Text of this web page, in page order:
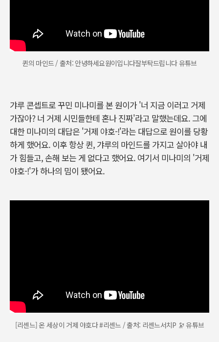
퀸의 마인드 / 출처: 안녕하세요원이입니다잘부탁드립니다 유튜브
갸루 콘셉트로 꾸민 미나미를 본 원이가 '너 지금 이러고 거제
가잖아? 너 거제 시민들한테 혼나 진짜'라고 말했는데요. 그에
대한 미나미의 대답은 '거제 야호-!'라는 대답으로 원이를 당황
하게 했어요. 이후 항상 퀸, 갸루의 마인드를 가지고 살아야 내
가 힘들고, 손해 보는 게 없다고 했어요. 여기서 미나미의 '거제
야호-!'가 하나의 밈이 됐어요.
[리센느] 온 세상이 거제 야호다 #리센느 / 출처: 리센느서치P 🔭 유튜브